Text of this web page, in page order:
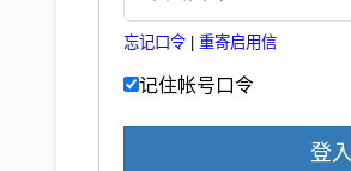
忘记口令 重寄启用信
记住帐号口令
登入